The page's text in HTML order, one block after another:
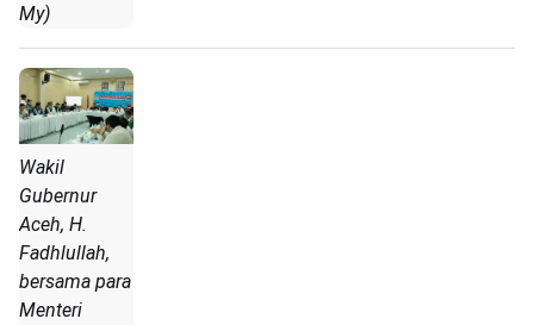
My)
Wakil
Gubernur
Aceh, H.
Fadhlullah,
bersama para
Menteri